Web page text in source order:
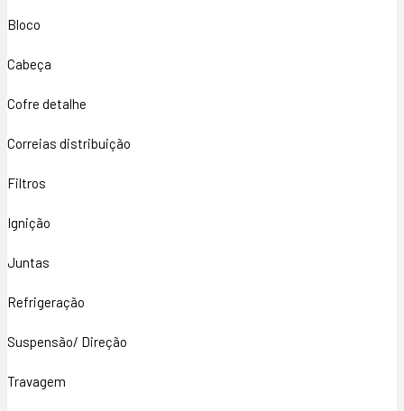
Bloco
Cabeça
Cofre detalhe
Correias distribuição
Filtros
Ignição
Juntas
Refrigeração
Suspensão/ Direção
Travagem